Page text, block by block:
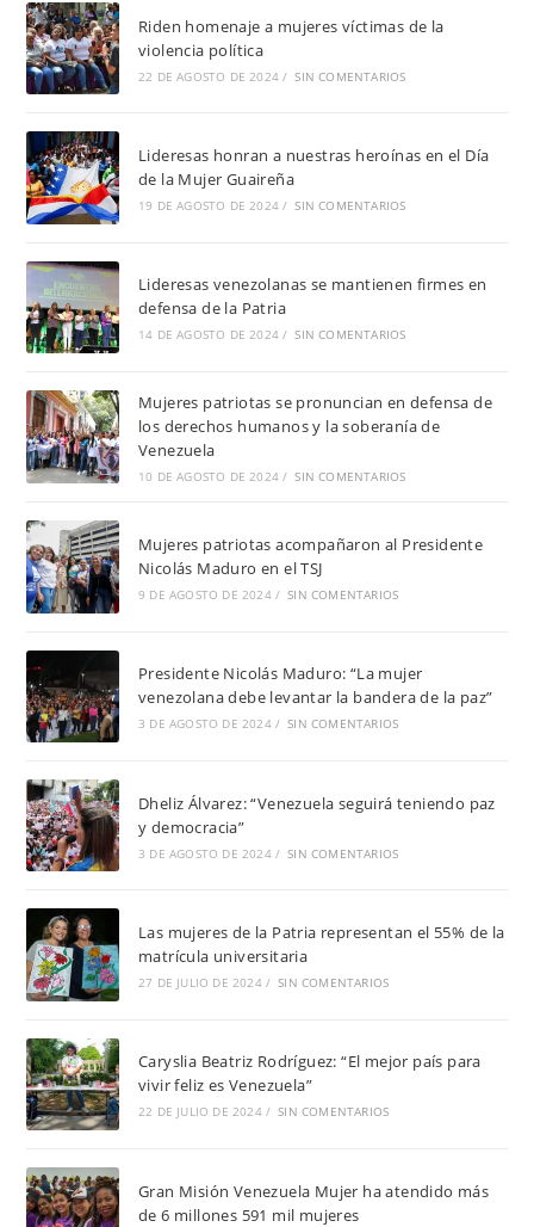
Riden homenaje a mujeres víctimas de la
violencia política
22 DE AGOSTO DE 2024 / SIN COMENTARIOS
Lideresas honran a nuestras heroínas en el Día
de la Mujer Guaireña
19 DE AGOSTO DE 2024 / SIN COMENTARIOS
Lideresas venezolanas se mantienen firmes en
defensa de la Patria
14 DE AGOSTO DE 2024 / SIN COMENTARIOS
Mujeres patriotas se pronuncian en defensa de
los derechos humanos y la soberanía de
Venezuela
10 DE AGOSTO DE 2024 / SIN COMENTARIOS
Mujeres patriotas acompañaron al Presidente
Nicolás Maduro en el TSJ
9 DE AGOSTO DE 2024 / SIN COMENTARIOS
Presidente Nicolás Maduro: “La mujer
venezolana debe levantar la bandera de la paz”
3 DE AGOSTO DE 2024 / SIN COMENTARIOS
Dheliz Álvarez: “Venezuela seguirá teniendo paz
y democracia”
3 DE AGOSTO DE 2024 / SIN COMENTARIOS
Las mujeres de la Patria representan el 55% de la
matrícula universitaria
27 DE JULIO DE 2024 / SIN COMENTARIOS
Caryslia Beatriz Rodríguez: “El mejor país para
vivir feliz es Venezuela”
22 DE JULIO DE 2024 / SIN COMENTARIOS
Gran Misión Venezuela Mujer ha atendido más
de 6 millones 591 mil mujeres